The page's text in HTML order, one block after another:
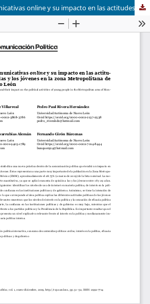
Las prácticas comunicativas online y su impacto en las actitudes políticas de las y los jóvenes en la zona Metropolitana de Monterrey Nuevo León